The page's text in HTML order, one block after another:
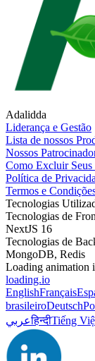
Adalidda
Liderança e Gestão
Lista de nossos
Nossos
Como Excluir Seus
Política de
Termos e
Tecnologias
Tecnologias de
NextJS 16
Tecnologias de
MongoDB, Redis
Loading animation
loading.io
EnglishFrançais
brasileiroDeutsch
عربيहिन्दीTiếng